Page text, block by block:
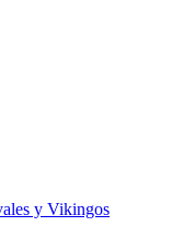
y Vikingos